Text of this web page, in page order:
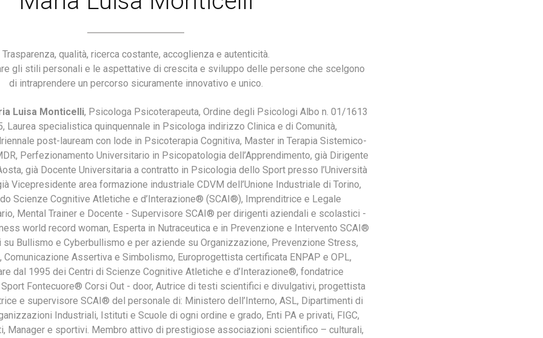
Trasparenza, qualità, ricerca costante, accoglienza e autenticità.
gli stili personali e le aspettative di crescita e sviluppo delle persone che scelgono
di intraprendere un percorso sicuramente innovativo e unico.
Luisa Monticelli, Psicologa Psicoterapeuta, Ordine degli Psicologi Albo n. 01/1613
Laurea specialistica quinquennale in Psicologa indirizzo Clinica e di Comunità,
post-lauream con lode in Psicoterapia Cognitiva, Master in Terapia Sistemico-
Perfezionamento Universitario in Psicopatologia dell’Apprendimento, già Dirigente
già Docente Universitaria a contratto in Psicologia dello Sport presso l’Università
Vicepresidente area formazione industriale CDVM dell’Unione Industriale di Torino,
Scienze Cognitive Atletiche e d’Interazione® (SCAI®), Imprenditrice e Legale
Mental Trainer e Docente - Supervisore SCAI® per dirigenti aziendali e scolastici -
world record woman, Esperta in Nutraceutica e in Prevenzione e Intervento SCAI®
Bullismo e Cyberbullismo e per aziende su Organizzazione, Prevenzione Stress,
Comunicazione Assertiva e Simbolismo, Europrogettista certificata ENPAP e OPL,
dal 1995 dei Centri di Scienze Cognitive Atletiche e d’Interazione®, fondatrice
Sport Fontecuore® Corsi Out - door, Autrice di testi scientifici e divulgativi, progettista
e supervisore SCAI® del personale di: Ministero dell’Interno, ASL, Dipartimenti di
Industriali, Istituti e Scuole di ogni ordine e grado, Enti PA e privati, FIGC,
Manager e sportivi. Membro attivo di prestigiose associazioni scientifico – culturali,